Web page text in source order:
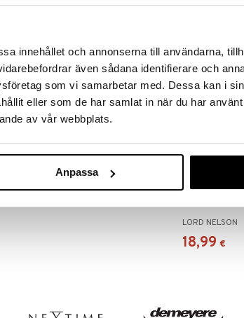
innehållet och annonserna till användarna,
även sådana identifierare och
som vi samarbetar med. Dessa kan i
eller som de har samlat in när du har
av vår webbplats.
Anpassa
KERRO YSTÄVÄLLE
keskellä, öljetti narulla sivulla
LORD NELSON
18,99 €